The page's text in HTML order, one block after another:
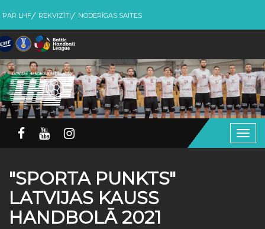
PAR LHF REKVIZĪTI NODERĪGAS SAITES
"SPORTA PUNKTS"
LATVIJAS KAUSS
HANDBOLĀ 2021